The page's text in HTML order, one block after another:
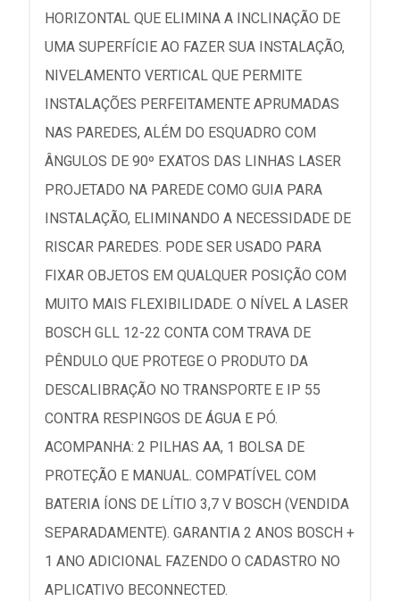
HORIZONTAL QUE ELIMINA A INCLINAÇÃO DE
UMA SUPERFÍCIE AO FAZER SUA INSTALAÇÃO,
NIVELAMENTO VERTICAL QUE PERMITE
INSTALAÇÕES PERFEITAMENTE APRUMADAS
NAS PAREDES, ALÉM DO ESQUADRO COM
ÂNGULOS DE 90º EXATOS DAS LINHAS LASER
PROJETADO NA PAREDE COMO GUIA PARA
INSTALAÇÃO, ELIMINANDO A NECESSIDADE DE
RISCAR PAREDES. PODE SER USADO PARA
FIXAR OBJETOS EM QUALQUER POSIÇÃO COM
MUITO MAIS FLEXIBILIDADE. O NÍVEL A LASER
BOSCH GLL 12-22 CONTA COM TRAVA DE
PÊNDULO QUE PROTEGE O PRODUTO DA
DESCALIBRAÇÃO NO TRANSPORTE E IP 55
CONTRA RESPINGOS DE ÁGUA E PÓ.
ACOMPANHA: 2 PILHAS AA, 1 BOLSA DE
PROTEÇÃO E MANUAL. COMPATÍVEL COM
BATERIA ÍONS DE LÍTIO 3,7 V BOSCH (VENDIDA
SEPARADAMENTE). GARANTIA 2 ANOS BOSCH +
1 ANO ADICIONAL FAZENDO O CADASTRO NO
APLICATIVO BECONNECTED.